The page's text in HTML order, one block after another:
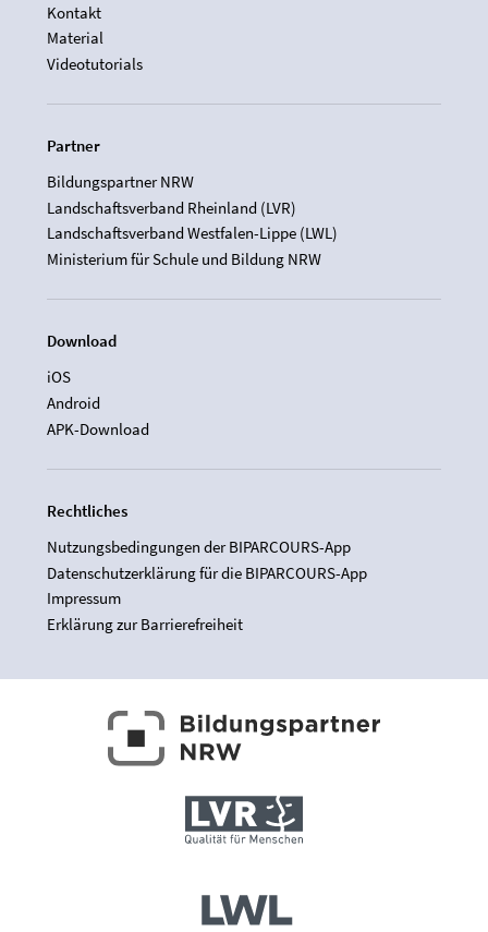
Kontakt
Material
Videotutorials
Partner
Bildungspartner NRW
Landschaftsverband Rheinland (LVR)
Landschaftsverband Westfalen-Lippe (LWL)
Ministerium für Schule und Bildung NRW
Download
iOS
Android
APK-Download
Rechtliches
Nutzungsbedingungen der BIPARCOURS-App
Datenschutzerklärung für die BIPARCOURS-App
Impressum
Erklärung zur Barrierefreiheit